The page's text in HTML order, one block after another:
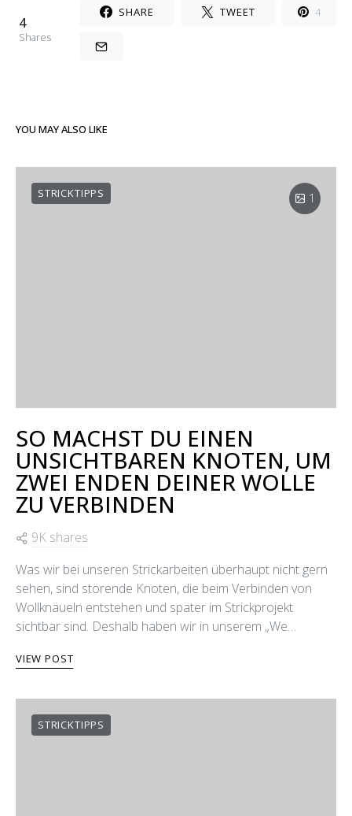
4
Shares
SHARE TWEET 4
YOU MAY ALSO LIKE
STRICKTIPPS 1
SO MACHST DU EINEN
UNSICHTBAREN KNOTEN, UM
ZWEI ENDEN DEINER WOLLE
ZU VERBINDEN
9K shares
Was wir bei unseren Strickarbeiten überhaupt nicht gern
sehen, sind störende Knoten, die beim Verbinden von
Wollknäueln entstehen und später im Strickprojekt
sichtbar sind. Deshalb haben wir in unserem „We…
VIEW POST
STRICKTIPPS